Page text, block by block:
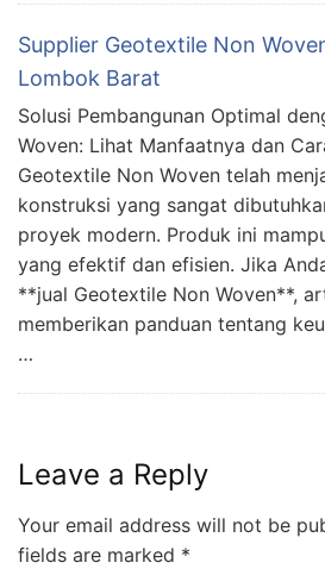
Supplier Geotextile Non
Lombok Barat
Solusi Pembangunan Optimal
Woven: Lihat Manfaatnya dan
Geotextile Non Woven telah
konstruksi yang sangat
proyek modern. Produk ini
yang efektif dan efisien. Jika
**jual Geotextile Non Woven**,
memberikan panduan tentang
…
Leave a Reply
Your email address will not be
fields are marked *